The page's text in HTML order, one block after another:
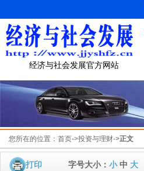
经济与社会发展官方网站
您所在的位置： 首页->投资与理财->正文
打印 字号大小： 小中 大